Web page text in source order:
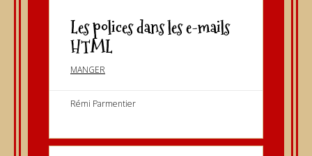
Les polices dans les e-mails
HTML
MANGER
Rémi Parmentier